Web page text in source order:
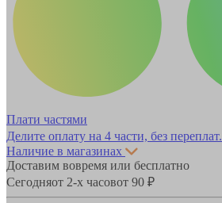
Плати частями
Делите оплату на 4 части, без переплат.
Наличие в магазинах
Доставим вовремя или бесплатно
Сегодняот 2-х часовот 90 ₽